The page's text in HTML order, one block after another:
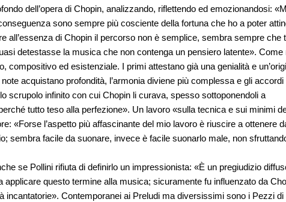
dell’opera di Chopin, analizzando, riflettendo ed emozionandosi:
sono sempre più cosciente della fortuna che ho a poter
all’essenza di Chopin il percorso non è semplice, sembra sempre che
detestasse la musica che non contenga un pensiero latente». Come
compositivo ed esistenziale. I primi attestano già una genialità e
acquistano profondità, l’armonia diviene più complessa e gli accordi
scrupolo infinito con cui Chopin li curava, spesso sottoponendoli a
tutto teso alla perfezione». Un lavoro «sulla tecnica e sui minimi
«Forse l’aspetto più affascinante del mio lavoro è riuscire a ottenere
sembra facile da suonare, invece è facile suonarlo male, non
se Pollini rifiuta di definirlo un impressionista: «È un pregiudizio
applicare questo termine alla musica; sicuramente fu influenzato da
incantatorie». Contemporanei ai Preludi ma diversissimi sono i Pezzi di